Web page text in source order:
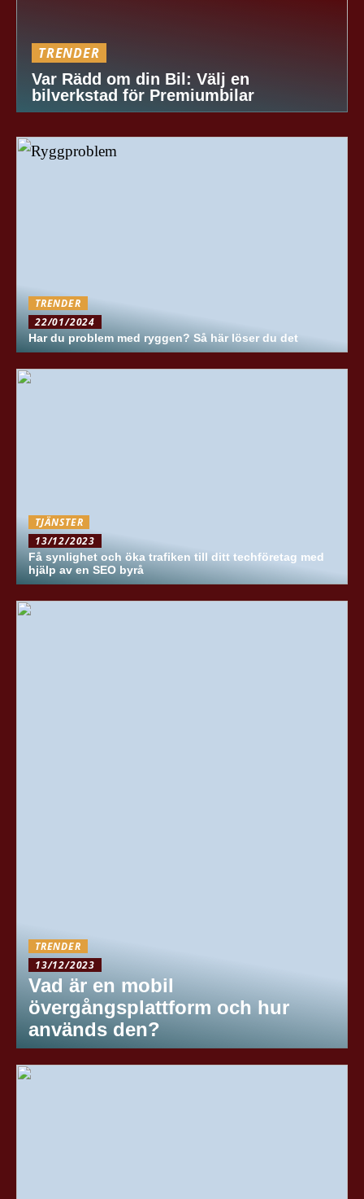
TRENDER
Var Rädd om din Bil: Välj en
bilverkstad för Premiumbilar
TRENDER
22/01/2024
Har du problem med ryggen? Så här löser du det
TJÄNSTER
13/12/2023
Få synlighet och öka trafiken till ditt techföretag med
hjälp av en SEO byrå
TRENDER
13/12/2023
Vad är en mobil
övergångsplattform och hur
används den?